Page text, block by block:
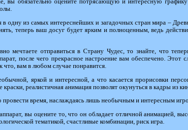
вы обязательно оцените потрясающую и интересную
одну из самых интереснейших и загадочных стран мира –
теперь ваш досуг будет ярким и полноценным, ведь
мечтаете отправиться в Страну Чудес, то знайте, что
после чего прекрасное настроение вам обеспечено. Этот
вам в любом случае понравится.
яркой и интересной, а что касается прорисовки
реалистичная анимация позволят окунуться в кадры из
время, наслаждаясь лишь необычным и интересным
вы оцените то, что он обладает отличной анимацией,
тематикой, счастливые комбинации, риск игра.